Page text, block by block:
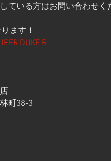
ている方はお問い合わせく
ます！
DUKE R
町38-3